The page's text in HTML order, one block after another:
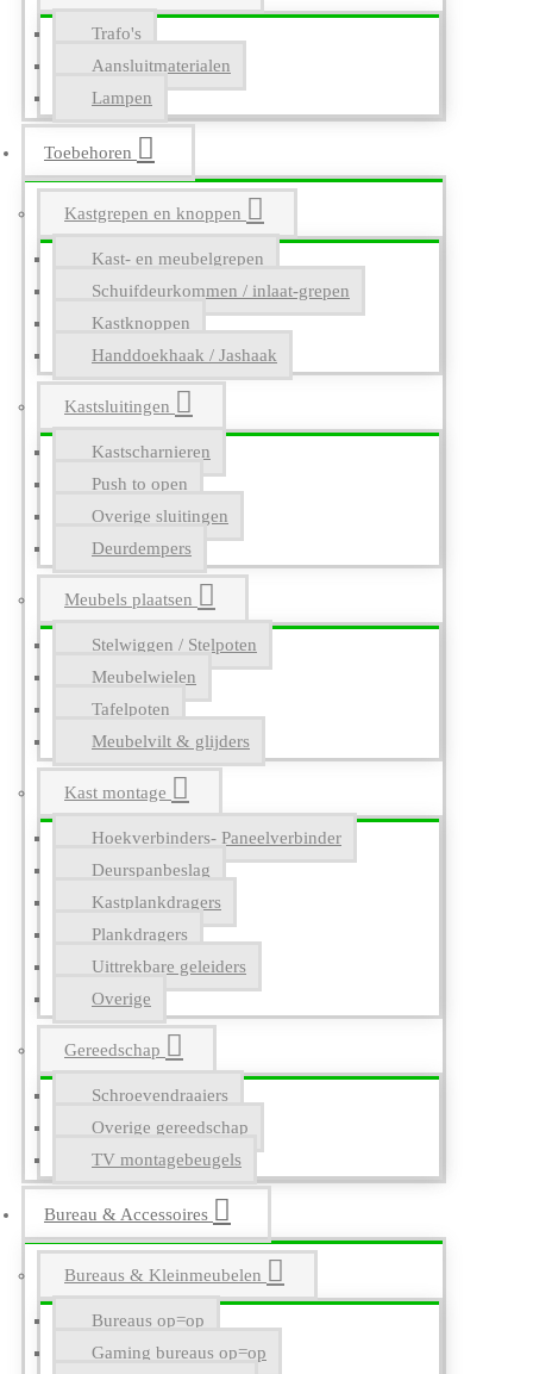
Trafo's
Aansluitmaterialen
Lampen
Toebehoren
Kastgrepen en knoppen
Kast- en meubelgrepen
Schuifdeurkommen / inlaat-grepen
Kastknoppen
Handdoekhaak / Jashaak
Kastsluitingen
Kastscharnieren
Push to open
Overige sluitingen
Deurdempers
Meubels plaatsen
Stelwiggen / Stelpoten
Meubelwielen
Tafelpoten
Meubelvilt & glijders
Kast montage
Hoekverbinders- Paneelverbinder
Deurspanbeslag
Kastplankdragers
Plankdragers
Uittrekbare geleiders
Overige
Gereedschap
Schroevendraaiers
Overige gereedschap
TV montagebeugels
Bureau & Accessoires
Bureaus & Kleinmeubelen
Bureaus op=op
Gaming bureaus op=op